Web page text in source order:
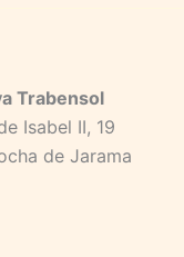
Trabensol
Isabel II, 19
de Jarama